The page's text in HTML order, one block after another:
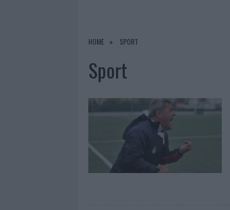
18 MAGGIO 2026
HOME SPORT
Sport